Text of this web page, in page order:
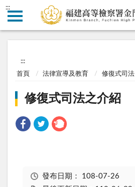
:::
:::
首頁 法律宣導及教育 修復式司法
修復式司法之介紹
發布日期： 108-07-26